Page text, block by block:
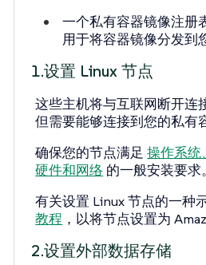
一个私有容器镜像注册
用于将容器镜像分发到
1.设置 Linux 节点
这些主机将与互联网断开连
但需要能够连接到您的私有
确保您的节点满足操作系统
硬件和网络 的一般安装要求。
有关设置 Linux 节点的一种
教程 ，以将节点设置为
2.设置外部数据存储